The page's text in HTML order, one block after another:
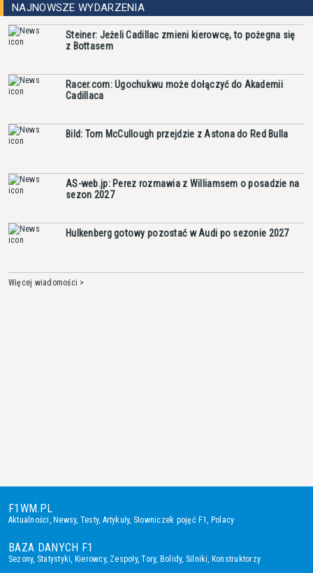
NAJNOWSZE WYDARZENIA
Steiner: Jeżeli Cadillac zmieni kierowcę, to pożegna się
z Bottasem
Racer.com: Ugochukwu może dołączyć do Akademii
Cadillaca
Bild: Tom McCullough przejdzie z Astona do Red Bulla
AS-web.jp: Perez rozmawia z Williamsem o posadzie na
sezon 2027
Hulkenberg gotowy pozostać w Audi po sezonie 2027
Więcej wiadomości >
F1WM.PL
Aktualności,Newsy, Testy, Artykuły, Słowniczek pojęć F1, Polacy
BAZA DANYCH F1
Sezony, Statystyki, Kierowcy, Zespoły,Tory, Bolidy, Silniki, Konstruktorzy